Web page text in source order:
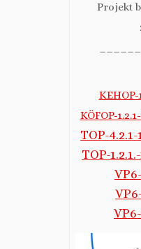
Projekt
KEHOP-
KÖFOP-
TOP-
TOP-